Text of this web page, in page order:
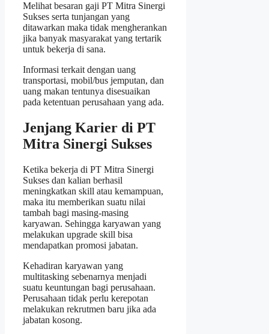
Melihat besaran gaji PT Mitra Sinergi
Sukses serta tunjangan yang
ditawarkan maka tidak mengherankan
jika banyak masyarakat yang tertarik
untuk bekerja di sana.
Informasi terkait dengan uang
transportasi, mobil/bus jemputan, dan
uang makan tentunya disesuaikan
pada ketentuan perusahaan yang ada.
Jenjang Karier di PT
Mitra Sinergi Sukses
Ketika bekerja di PT Mitra Sinergi
Sukses dan kalian berhasil
meningkatkan skill atau kemampuan,
maka itu memberikan suatu nilai
tambah bagi masing-masing
karyawan. Sehingga karyawan yang
melakukan upgrade skill bisa
mendapatkan promosi jabatan.
Kehadiran karyawan yang
multitasking sebenarnya menjadi
suatu keuntungan bagi perusahaan.
Perusahaan tidak perlu kerepotan
melakukan rekrutmen baru jika ada
jabatan kosong.